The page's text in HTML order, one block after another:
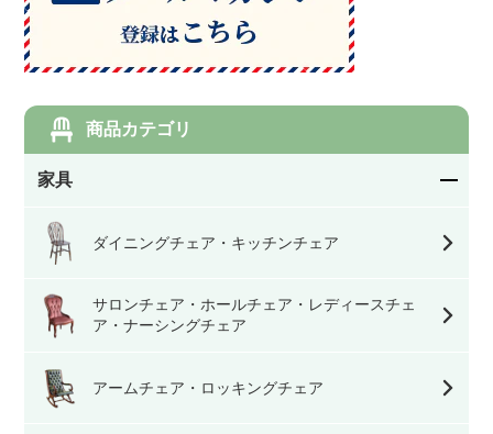
商品カテゴリ
家具
ダイニングチェア・キッチンチェア
サロンチェア・ホールチェア・レディースチェ
ア・ナーシングチェア
アームチェア・ロッキングチェア